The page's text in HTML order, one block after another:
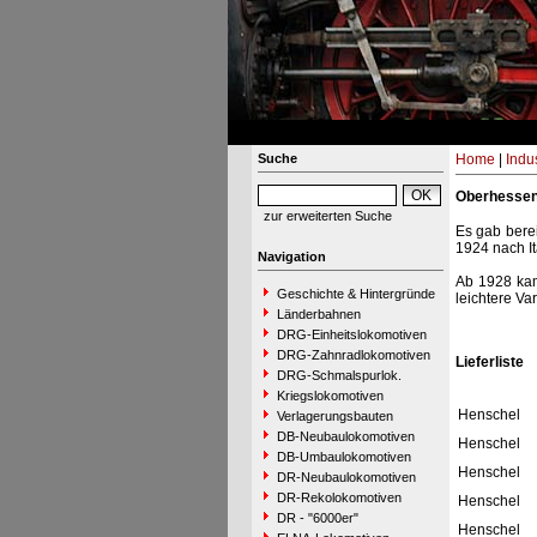
Suche
zur erweiterten Suche
Navigation
Geschichte & Hintergründe
Länderbahnen
DRG-Einheitslokomotiven
DRG-Zahnradlokomotiven
DRG-Schmalspurlok.
Kriegslokomotiven
Verlagerungsbauten
DB-Neubaulokomotiven
DB-Umbaulokomotiven
DR-Neubaulokomotiven
DR-Rekolokomotiven
DR - "6000er"
Home
Es gab
1924 nach
Ab 1928
leichtere
Lieferliste
Henschel
Henschel
Henschel
Henschel
Henschel